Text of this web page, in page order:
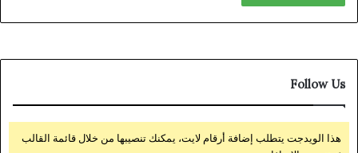
Follow Us
هذا الويدجت يتطلب إضافة أرقام لايت، يمكنك تنصيبها من خلال قائمة القالب